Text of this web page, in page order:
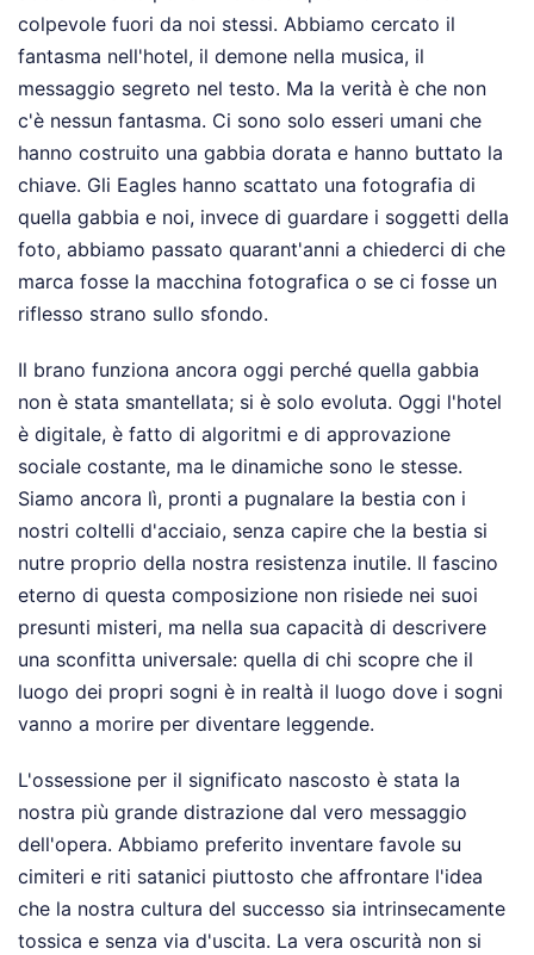
colpevole fuori da noi stessi. Abbiamo cercato il
fantasma nell'hotel, il demone nella musica, il
messaggio segreto nel testo. Ma la verità è che non
c'è nessun fantasma. Ci sono solo esseri umani che
hanno costruito una gabbia dorata e hanno buttato la
chiave. Gli Eagles hanno scattato una fotografia di
quella gabbia e noi, invece di guardare i soggetti della
foto, abbiamo passato quarant'anni a chiederci di che
marca fosse la macchina fotografica o se ci fosse un
riflesso strano sullo sfondo.
Il brano funziona ancora oggi perché quella gabbia
non è stata smantellata; si è solo evoluta. Oggi l'hotel
è digitale, è fatto di algoritmi e di approvazione
sociale costante, ma le dinamiche sono le stesse.
Siamo ancora lì, pronti a pugnalare la bestia con i
nostri coltelli d'acciaio, senza capire che la bestia si
nutre proprio della nostra resistenza inutile. Il fascino
eterno di questa composizione non risiede nei suoi
presunti misteri, ma nella sua capacità di descrivere
una sconfitta universale: quella di chi scopre che il
luogo dei propri sogni è in realtà il luogo dove i sogni
vanno a morire per diventare leggende.
L'ossessione per il significato nascosto è stata la
nostra più grande distrazione dal vero messaggio
dell'opera. Abbiamo preferito inventare favole su
cimiteri e riti satanici piuttosto che affrontare l'idea
che la nostra cultura del successo sia intrinsecamente
tossica e senza via d'uscita. La vera oscurità non si